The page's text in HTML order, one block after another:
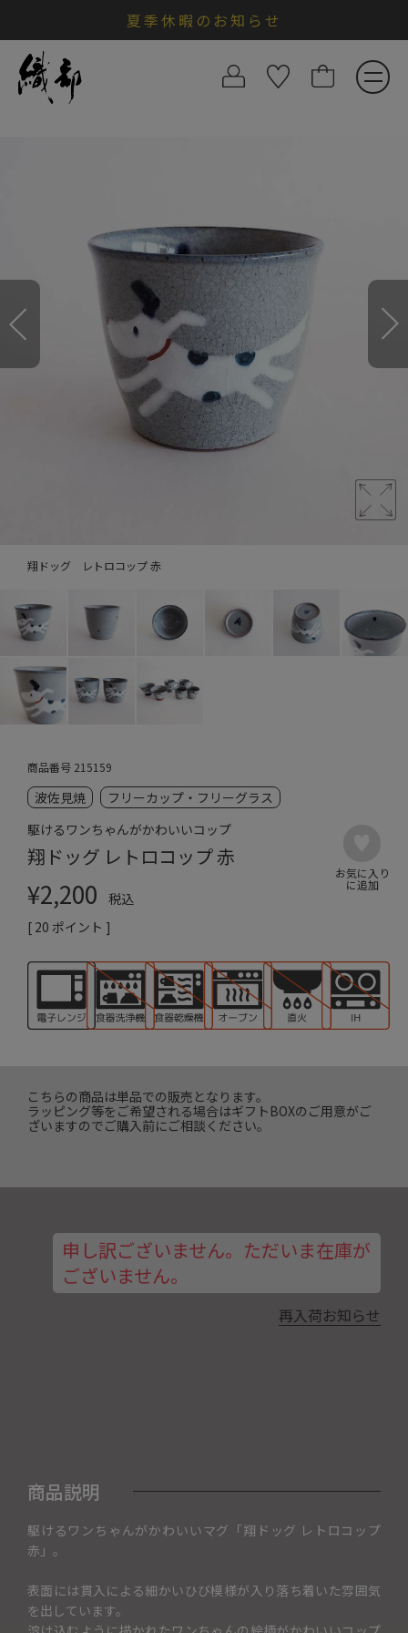
夏季休暇のお知らせ
翔ドッグ レトロコップ 赤
商品番号 215159
波佐見焼
フリーカップ・フリーグラス
駆けるワンちゃんがかわいいコップ
翔ドッグ レトロコップ 赤
¥2,200
税込
[ 20 ポイント ]
こちらの商品は単品での販売となります。
ラッピング等をご希望される場合はギフトBOXのご用意がご
ざいますのでご購入前にご相談ください。
申し訳ございません。ただいま在庫が
ございません。
再入荷お知らせ
商品説明
駆けるワンちゃんがかわいいマグ「翔ドッグ レトロコップ
赤」。
表面には貫入による細かいひび模様が入り落ち着いた雰囲気
を出しています。